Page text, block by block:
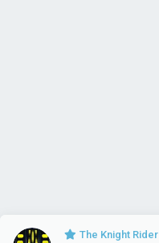
The Knight Rider